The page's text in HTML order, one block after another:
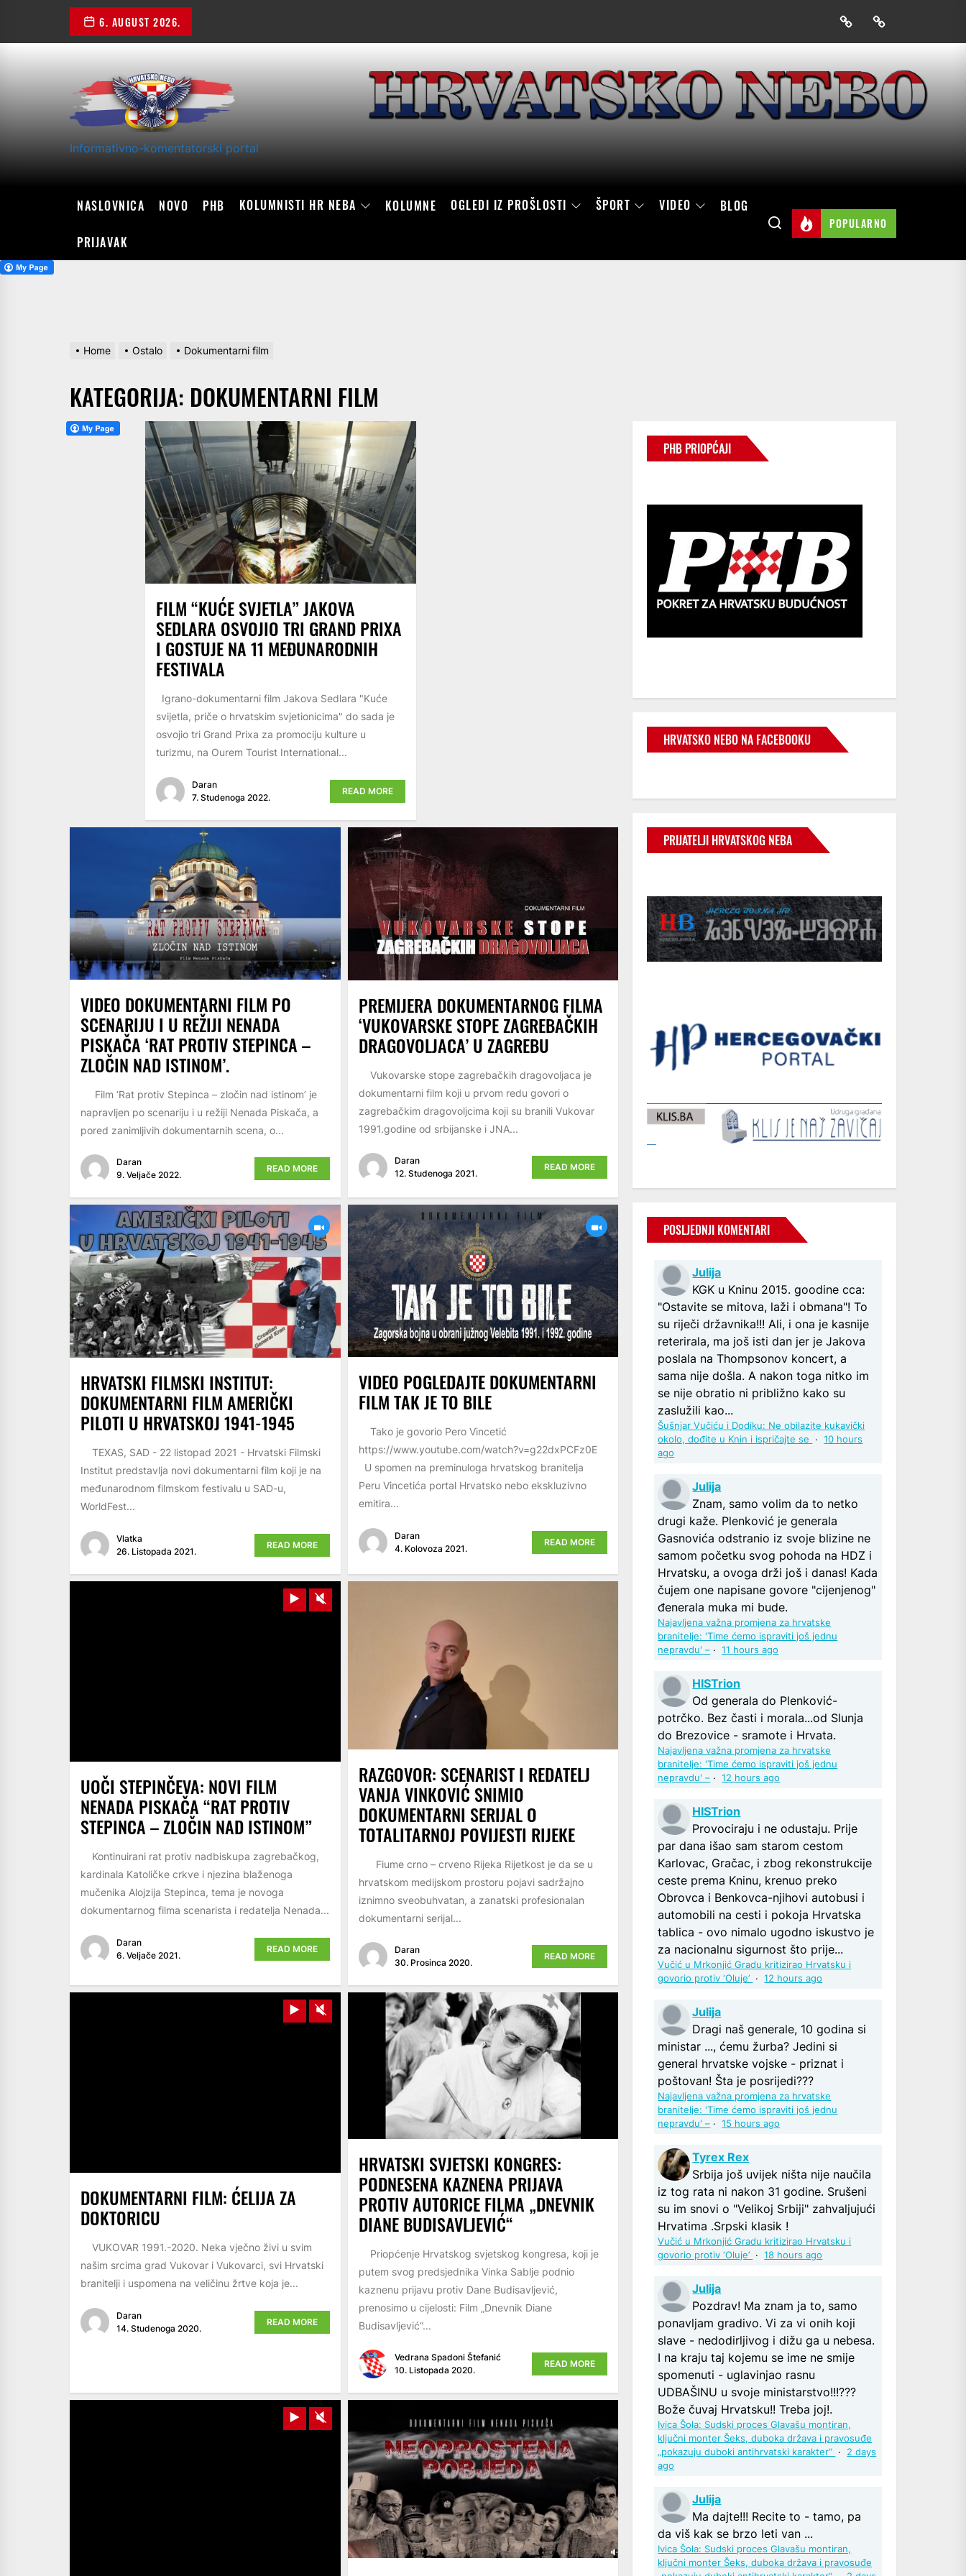
the
6. AUGUST 2026. PrijavakSkini
mobilnu
Hrvatskog
neba
Informativno-komentatorski portal
NASLOVNICA NOVO PHB KOLUMNISTI HR NEBA KOLUMNE OGLEDI IZ PROŠLOSTI ŠPORT VIDEO BLOG
PRIJAVAK
POPULARNO
Home Ostalo Dokumentarni film
KATEGORIJA: DOKUMENTARNI FILM
FILM “KUĆE SVJETLA” JAKOVA
SEDLARA OSVOJIO TRI GRAND PRIXA
I GOSTUJE NA 11 MEĐUNARODNIH
FESTIVALA
Igrano-dokumentarni film Jakova Sedlara "Kuće
svijetla, priče o hrvatskim svjetionicima" do sada je
osvojio tri Grand Prixa za promociju kulture u
turizmu, na Ourem Tourist International...
Daran
7. Studenoga 2022.
READ MORE
VIDEO DOKUMENTARNI FILM PO
SCENARIJU I U REŽIJI NENADA
PISKAČA ‘RAT PROTIV STEPINCA –
ZLOČIN NAD ISTINOM’.
Film ‘Rat protiv Stepinca – zločin nad istinom’ je
napravljen po scenariju i u režiji Nenada Piskača, a
pored zanimljivih dokumentarnih scena, o...
Daran
9. Veljače 2022.
READ MORE
PREMIJERA DOKUMENTARNOG FILMA
‘VUKOVARSKE STOPE ZAGREBAČKIH
DRAGOVOLJACA’ U ZAGREBU
Vukovarske stope zagrebačkih dragovoljaca je
dokumentarni film koji u prvom redu govori o
zagrebačkim dragovoljcima koji su branili Vukovar
1991.godine od srbijanske i JNA...
Daran
12. Studenoga 2021.
READ MORE
HRVATSKI FILMSKI INSTITUT:
DOKUMENTARNI FILM AMERIČKI
PILOTI U HRVATSKOJ 1941-1945
TEXAS, SAD - 22 listopad 2021 - Hrvatski Filmski
Institut predstavlja novi dokumentarni film koji je na
međunarodnom filmskom festivalu u SAD-u,
WorldFest...
Vlatka
26. Listopada 2021.
READ MORE
VIDEO POGLEDAJTE DOKUMENTARNI
FILM TAK JE TO BILE
Tako je govorio Pero Vincetić
https://www.youtube.com/watch?v=g22dxPCFz0E
U spomen na preminuloga hrvatskog branitelja
Peru Vincetića portal Hrvatsko nebo ekskluzivno
emitira...
Daran
4. Kolovoza 2021.
READ MORE
Play Unmute
UOČI STEPINČEVA: NOVI FILM
NENADA PISKAČA “RAT PROTIV
STEPINCA – ZLOČIN NAD ISTINOM”
Kontinuirani rat protiv nadbiskupa zagrebačkog,
kardinala Katoličke crkve i njezina blaženoga
mučenika Alojzija Stepinca, tema je novoga
dokumentarnog filma scenarista i redatelja Nenada...
Daran
6. Veljače 2021.
READ MORE
RAZGOVOR: SCENARIST I REDATELJ
VANJA VINKOVIĆ SNIMIO
DOKUMENTARNI SERIJAL O
TOTALITARNOJ POVIJESTI RIJEKE
Fiume crno – crveno Rijeka Rijetkost je da se u
hrvatskom medijskom prostoru pojavi sadržajno
iznimno sveobuhvatan, a zanatski profesionalan
dokumentarni serijal...
Daran
30. Prosinca 2020.
READ MORE
Play Unmute
DOKUMENTARNI FILM: ĆELIJA ZA
DOKTORICU
VUKOVAR 1991.-2020. Neka vječno živi u svim
našim srcima grad Vukovar i Vukovarci, svi Hrvatski
branitelji i uspomena na veličinu žrtve koja je...
Daran
14. Studenoga 2020.
READ MORE
HRVATSKI SVJETSKI KONGRES:
PODNESENA KAZNENA PRIJAVA
PROTIV AUTORICE FILMA „DNEVNIK
DIANE BUDISAVLJEVIĆ“
Priopćenje Hrvatskog svjetskog kongresa, koji je
putem svog predsjednika Vinka Sablje podnio
kaznenu prijavu protiv Dane Budisavljević,
prenosimo u cijelosti: Film „Dnevnik Diane
Budisavljević“...
Vedrana Spadoni Štefanić
10. Listopada 2020.
READ MORE
Play Unmute
PHB PRIOPĆAJI
HRVATSKO NEBO NA FACEBOOKU
PRIJATELJI HRVATSKOG NEBA
POSLJEDNJI KOMENTARI
Julija
KGK u Kninu 2015. goodine cca:
"Ostavite se mitova, laži i obmana"! To
su riječi državnika!!! Ali, i ona je kasnije
reterirala, ma još isti dan jer je Jakova
poslala na Thompsonov koncert, a
sama nije došla. A nakon toga nitko im
se nije obratio ni približno kako su
zaslužili kao...
Šušnjar Vučiću i Dodiku: Ne obilazite kukavički
okolo, dođite u Knin i ispričajte se
·10 hours
ago
Julija
Znam, samo volim da to netko
drugi kaže. Plenković je generala
Gasnovića odstranio iz svoje blizine ne
samom početku svog pohoda na HDZ i
Hrvatsku, a ovoga drži još i danas! Kada
čujem one napisane govore "cijenjenog"
đenerala muka mi bude.
Najavljena važna promjena za hrvatske
branitelje: 'Time ćemo ispraviti još jednu
nepravdu' – ·11 hours ago
HISTrion
Od generala do Plenković-
potrčko. Bez časti i morala...od Slunja
do Brezovice - sramote i Hrvata.
Najavljena važna promjena za hrvatske
branitelje: 'Time ćemo ispraviti još jednu
nepravdu' – ·12 hours ago
HISTrion
Provociraju i ne odustaju. Prije
par dana išao sam starom cestom
Karlovac, Gračac, i zbog rekonstrukcije
ceste prema Kninu, krenuo preko
Obrovca i Benkovca-njihovi autobusi i
automobili na cesti i pokoja Hrvatska
tablica - ovo nimalo ugodno iskustvo je
za nacionalnu sigurnost što prije...
Vučić u Mrkonjić Gradu kritizirao Hrvatsku i
govorio protiv ‘Oluje’ ·12 hours ago
Julija
Dragi naš generale, 10 godina si
ministar ..., ćemu žurba? Jedini si
general hrvatske vojske - priznat i
poštovan! Šta je posrijedi???
Najavljena važna promjena za hrvatske
branitelje: 'Time ćemo ispraviti još jednu
nepravdu' – ·15 hours ago
Tyrex Rex
Srbija još uvijek ništa nije naučila
iz tog rata ni nakon 31 godine. Srušeni
su im snovi o "Velikoj Srbiji" zahvaljujući
Hrvatima .Srpski klasik !
Vučić u Mrkonjić Gradu kritizirao Hrvatsku i
govorio protiv ‘Oluje’ ·18 hours ago
Julija
Pozdrav! Ma znam ja to, samo
ponavljam gradivo. Vi za vi onih koji
slave - nedodirljivog i dižu ga u nebesa.
I na kraju taj kojemu se ime ne smije
spomenuti - uglavinjao rasnu
UDBAŠINU u svoje ministarstvo!!!???
Bože čuvaj Hrvatsku!! Treba joj!.
Ivica Šola: Sudski proces Glavašu montiran,
ključni monter Šeks, duboka država i pravosuđe
„pokazuju duboki antihrvatski karakter“ · 2 days
ago
Julija
Ma dajte!!! Recite to - tamo, pa
da viš kak se brzo leti van ...
Ivica Šola: Sudski proces Glavašu montiran,
ključni monter Šeks, duboka država i pravosuđe